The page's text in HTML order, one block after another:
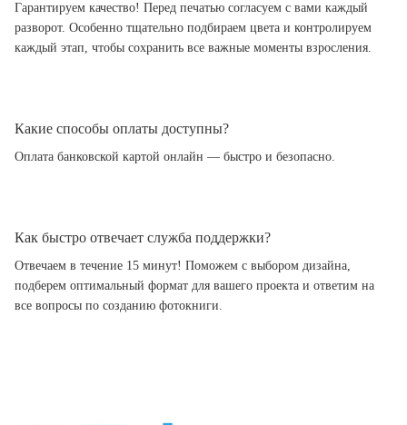
Гарантируем качество! Перед печатью согласуем с вами каждый
разворот. Особенно тщательно подбираем цвета и контролируем
каждый этап, чтобы сохранить все важные моменты взросления.
Какие способы оплаты доступны?
Оплата банковской картой онлайн — быстро и безопасно.
Как быстро отвечает служба поддержки?
Отвечаем в течение 15 минут! Поможем с выбором дизайна,
подберем оптимальный формат для вашего проекта и ответим на
все вопросы по созданию фотокниги.